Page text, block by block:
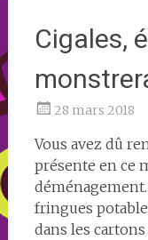
Cigales,
28 mars 2018
Vous avez dû
présente en ce
déménagement.
fringues
dans les